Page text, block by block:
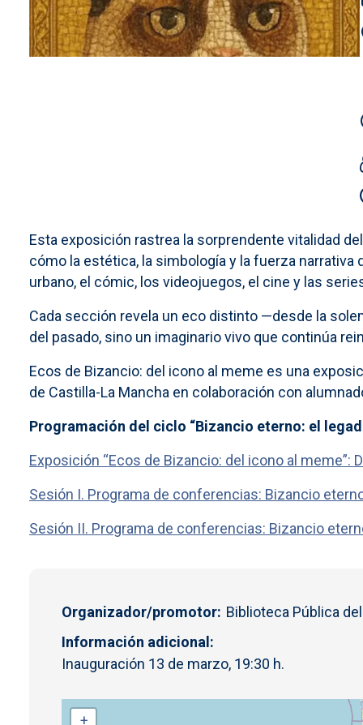
Esta exposición rastrea la sorprendente vitalidad
cómo la estética, la simbología y la fuerza
urbano, el cómic, los videojuegos, el cine y las
Cada sección revela un eco distinto —desde la
del pasado, sino un imaginario vivo que continúa
Ecos de Bizancio: del icono al meme es una
de Castilla-La Mancha en colaboración con
Programación del ciclo “Bizancio eterno: el
Exposición “Ecos de Bizancio: del icono al meme”:
Sesión I. Programa de conferencias: Bizancio
Sesión II. Programa de conferencias: Bizancio
Organizador/promotor Biblioteca Pública
Información adicional
Inauguración 13 de marzo, 19:30 h.
+